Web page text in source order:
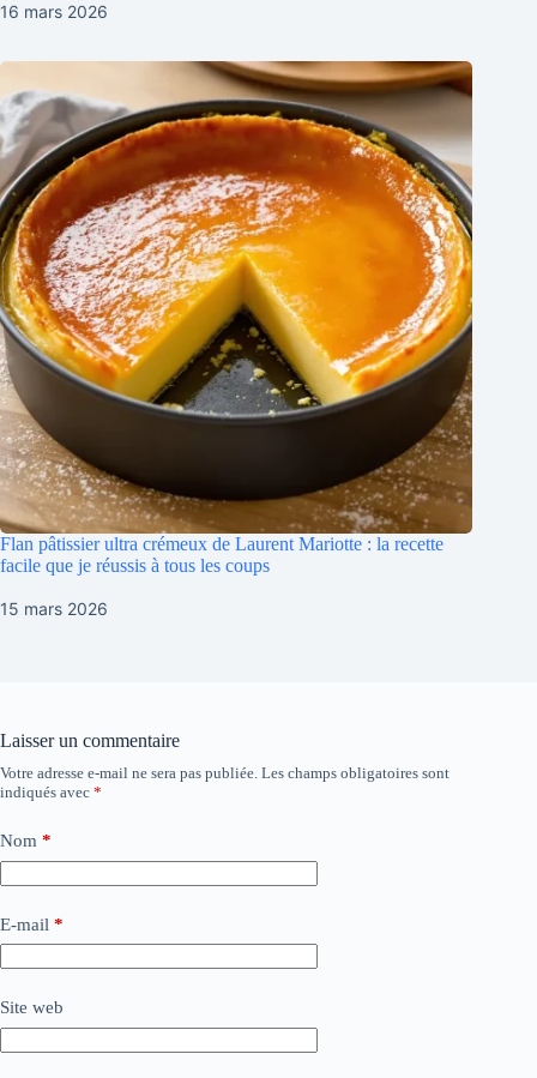
16 mars 2026
Flan pâtissier ultra crémeux de Laurent Mariotte : la recette
facile que je réussis à tous les coups
15 mars 2026
Laisser un commentaire
Votre adresse e-mail ne sera pas publiée. Les champs obligatoires sont
indiqués avec *
Nom *
E-mail *
Site web